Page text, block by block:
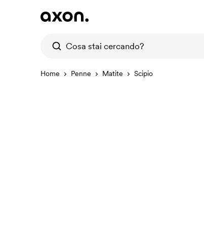
Home Penne Matite Scipio